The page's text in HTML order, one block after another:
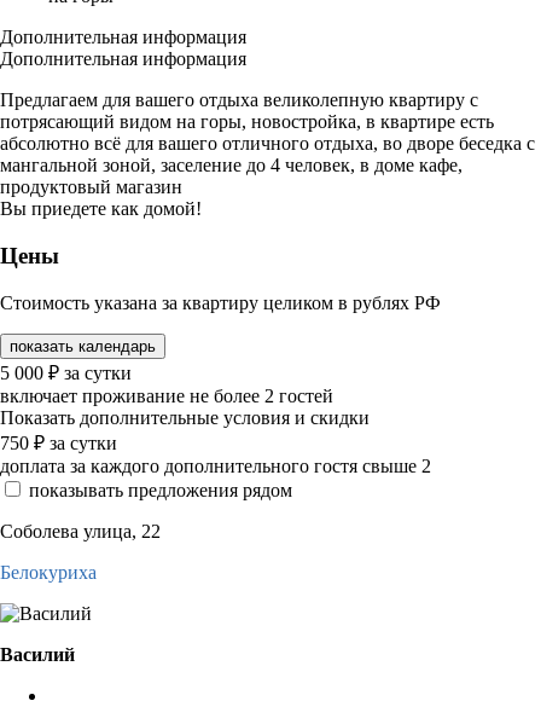
Дополнительная информация
Дополнительная информация
Предлагаем для вашего отдыха великолепную квартиру с
потрясающий видом на горы, новостройка, в квартире есть
абсолютно всё для вашего отличного отдыха, во дворе беседка с
мангальной зоной, заселение до 4 человек, в доме кафе,
продуктовый магазин
Вы приедете как домой!
Цены
Стоимость указана за квартиру целиком в рублях РФ
показать календарь
5 000 ₽ за сутки
включает проживание не более 2 гостей
Показать дополнительные условия и скидки
750 ₽ за сутки
доплата за каждого дополнительного гостя свыше 2
показывать предложения рядом
Соболева улица, 22
Белокуриха
Василий